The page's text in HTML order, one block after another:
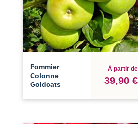
Pommier
Colonne
Goldcats
À partir de
39,90 €